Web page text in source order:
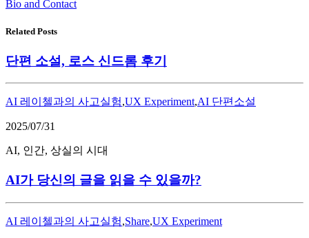
Bio and Contact
Related Posts
단편 소설, 로스 신드롬 후기
AI 레이첼과의 사고실험,UX Experiment,AI 단편소설
2025/07/31
AI, 인간, 상실의 시대
AI가 당신의 글을 읽을 수 있을까?
AI 레이첼과의 사고실험,Share,UX Experiment